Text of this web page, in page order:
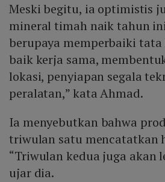
Meski begitu, ia optimistis
mineral timah naik tahun
berupaya memperbaiki
baik kerja sama,
lokasi, penyiapan segala
peralatan,” kata Ahmad.
Ia menyebutkan bahwa
triwulan satu mencatatkan
“Triwulan kedua juga akan
ujar dia.